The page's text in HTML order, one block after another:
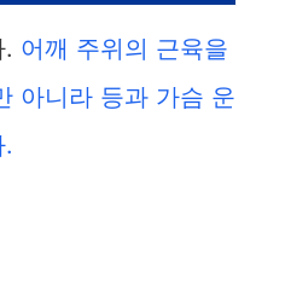
어깨 주위의 근육을
아니라 등과 가슴 운